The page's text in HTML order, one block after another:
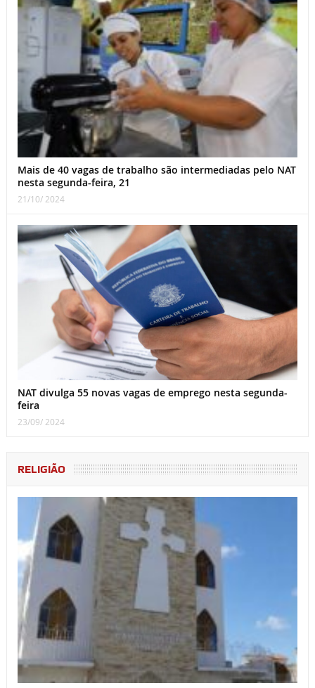
Mais de 40 vagas de trabalho são intermediadas pelo NAT
nesta segunda-feira, 21
21/10/ 2024
NAT divulga 55 novas vagas de emprego nesta segunda-
feira
23/09/ 2024
RELIGIÃO